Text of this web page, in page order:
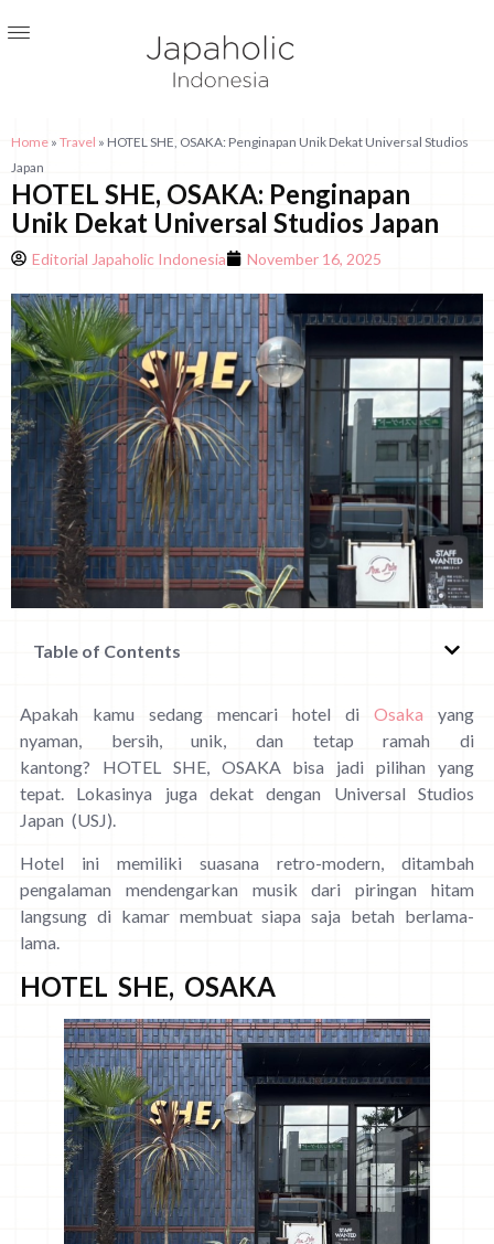
Home » Travel » HOTEL SHE, OSAKA: Penginapan Unik Dekat Universal Studios
Japan
HOTEL SHE, OSAKA: Penginapan
Unik Dekat Universal Studios Japan
Editorial Japaholic Indonesia November 16, 2025
Table of Contents
Apakah kamu sedang mencari hotel di Osaka yang
nyaman, bersih, unik, dan tetap ramah di
kantong? HOTEL SHE, OSAKA bisa jadi pilihan yang
tepat. Lokasinya juga dekat dengan Universal Studios
Japan (USJ).
Hotel ini memiliki suasana retro-modern, ditambah
pengalaman mendengarkan musik dari piringan hitam
langsung di kamar membuat siapa saja betah berlama-
lama.
HOTEL SHE, OSAKA